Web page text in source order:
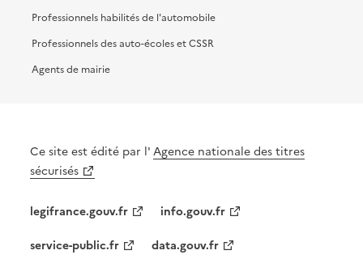
Professionnels habilités de l'automobile
Professionnels des auto-écoles et CSSR
Agents de mairie
Ce site est édité par l'Agence nationale des titres
sécurisés
legifrance.gouv.fr
info.gouv.fr
service-public.fr
data.gouv.fr